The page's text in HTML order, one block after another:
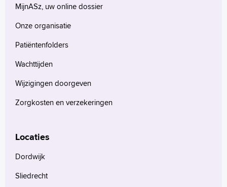
MijnASz, uw online dossier
Onze organisatie
Patiëntenfolders
Wachttijden
Wijzigingen doorgeven
Zorgkosten en verzekeringen
Locaties
Dordwijk
Sliedrecht